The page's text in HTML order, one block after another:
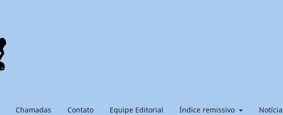
Chamadas Contato Equipe Editorial Índice remissivo